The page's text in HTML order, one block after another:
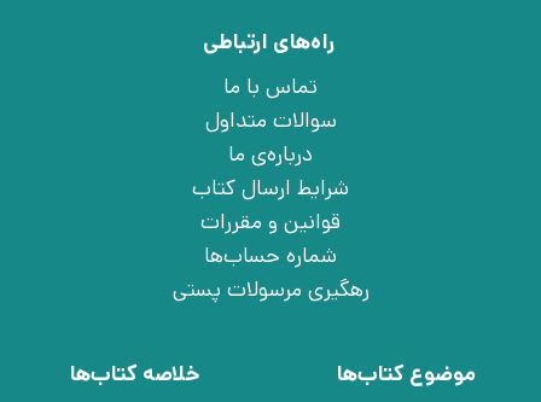
راه‌های ارتباطی
تماس با ما
سوالات متداول
درباره‌ی ما
شرایط ارسال کتاب
قوانین و مقررات
شماره حساب‌ها
رهگیری مرسولات پستی
موضوع کتاب‌ها
خلاصه کتاب‌ها